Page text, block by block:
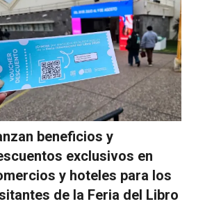
beneficios y
exclusivos en
y hoteles para los
de la Feria del Libro